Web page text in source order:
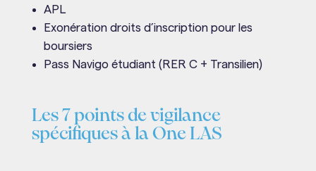
APL
Exonération droits d’inscription pour les
boursiers
Pass Navigo étudiant (RER C + Transilien)
Les 7 points de vigilance
spécifiques à la One LAS